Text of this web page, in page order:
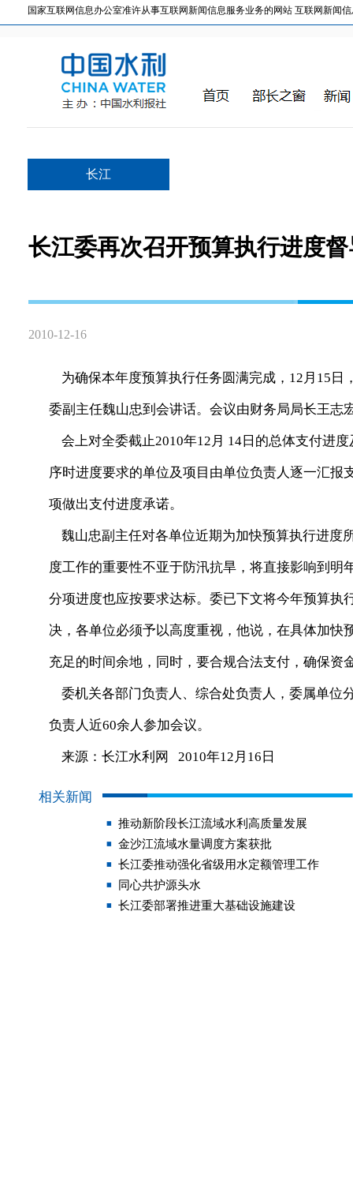
国家互联网信息办公室准许从事互联网新闻信息服务业务的网站 互联网新闻信
长江
长江委再次召开预算执行进度
2010-12-16
为确保本年度预算执行任务圆满完成，12月15日
委副主任魏山忠到会讲话。会议由财务局局长王志
会上对全委截止2010年12月 14日的总体支付进
序时进度要求的单位及项目由单位负责人逐一汇
项做出支付进度承诺。
魏山忠副主任对各单位近期为加快预算执行进度
度工作的重要性不亚于防汛抗旱，将直接影响到
分项进度也应按要求达标。委已下文将今年预算
决，各单位必须予以高度重视，他说，在具体加
充足的时间余地，同时，要合规合法支付，确保资
委机关各部门负责人、综合处负责人，委属单位
负责人近60余人参加会议。
来源：长江水利网 2010年12月16日
相关新闻
推动新阶段长江流域水利高质量发展
金沙江流域水量调度方案获批
长江委推动强化省级用水定额管理工作
同心共护源头水
长江委部署推进重大基础设施建设